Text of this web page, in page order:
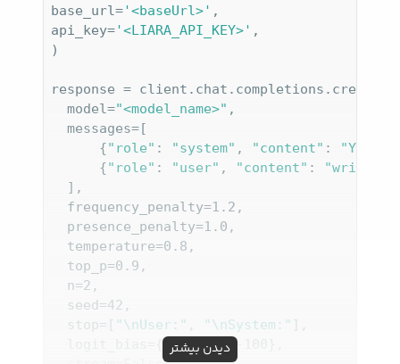
base_url='<baseUrl>' ,
api_key='<LIARA_API_KEY>' ,
)
response = client.chat.completions.create(
  model=
"<model_name>" ,
  messages=[
      {
"role" : "system" , "content" :
"You
      {
"role" : "user" , "content" :
"write a
  ],
  frequency_penalty=1.2,
  presence_penalty=1.0,
  temperature=0.8,
  top_p=0.9,
  n=2,
  seed=42,
  stop=[
"\nUser:" , "\nSystem:" ],
  logit_bias={
"50256" : -100}, دیدن بیشتر